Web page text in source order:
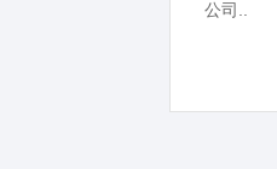
公司..